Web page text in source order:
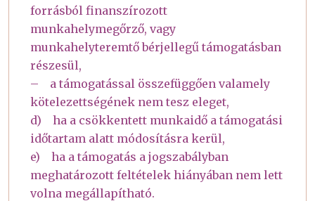
forrásból finanszírozott
munkahelymegőrző, vagy
munkahelyteremtő bérjellegű támogatásban
részesül,
– a támogatással összefüggően valamely
kötelezettségének nem tesz eleget,
d) ha a csökkentett munkaidő a támogatási
időtartam alatt módosításra kerül,
e) ha a támogatás a jogszabályban
meghatározott feltételek hiányában nem lett
volna megállapítható.